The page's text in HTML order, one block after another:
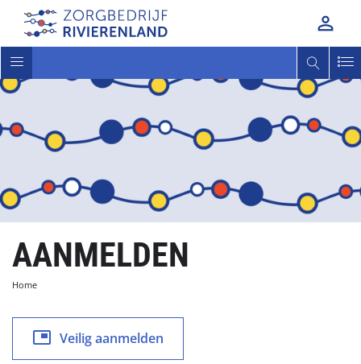

Toggle
navigatie
AANMELDEN
Home
 Veilig aanmelden